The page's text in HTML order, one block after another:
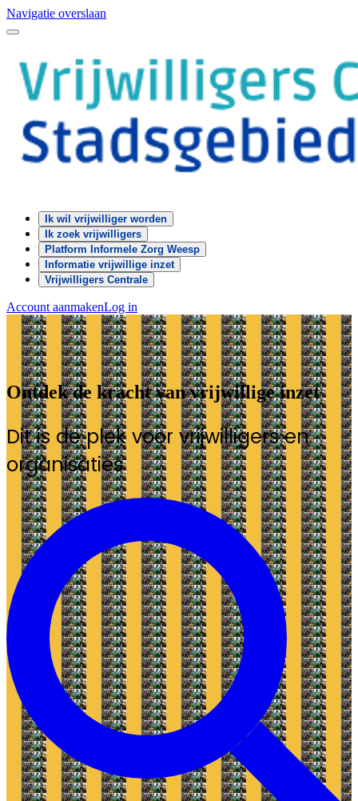
Navigatie overslaan
Ik wil vrijwilliger worden
Ik zoek vrijwilligers
Platform Informele Zorg Weesp
Informatie vrijwillige inzet
Vrijwilligers Centrale
Account aanmakenLog in
Ontdek de kracht van vrijwillige inzet
Dit is de plek voor vrijwilligers en
organisaties